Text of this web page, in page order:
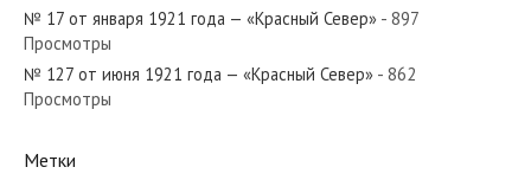
№ 126 от июня 1981 года — «Красный Север»
№ 17 от января 1921 года — «Красный Север» - 897
Просмотры
№ 127 от июня 1921 года — «Красный Север» - 862
Просмотры
Метки